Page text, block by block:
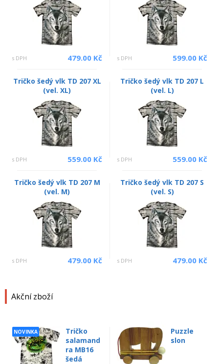
Akční zboží
NOVINKA
Tričko
salamand
ra MB16
šedá
Puzzle
slon
s DPH 479.00 Kč s DPH 599.00 Kč
Tričko šedý vlk TD 207 XL
(vel. XL)
s DPH 559.00 Kč
Tričko šedý vlk TD 207 L
(vel. L)
s DPH 559.00 Kč
Tričko šedý vlk TD 207 M
(vel. M)
s DPH 479.00 Kč
Tričko šedý vlk TD 207 S
(vel. S)
s DPH 479.00 Kč